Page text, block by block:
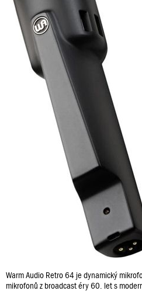
Warm Audio Retro 64 je dynamický
mikrofonů z broadcast éry 60. let s